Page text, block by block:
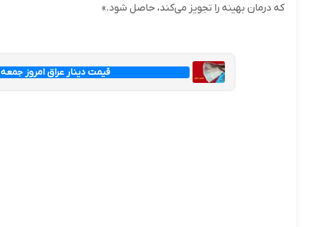
که درمان بهینه را تجویز می‌کند، حاصل شود.»
قیمت دینار عراق امروز جمعه ۱۶ مرداد 1405 چند؟